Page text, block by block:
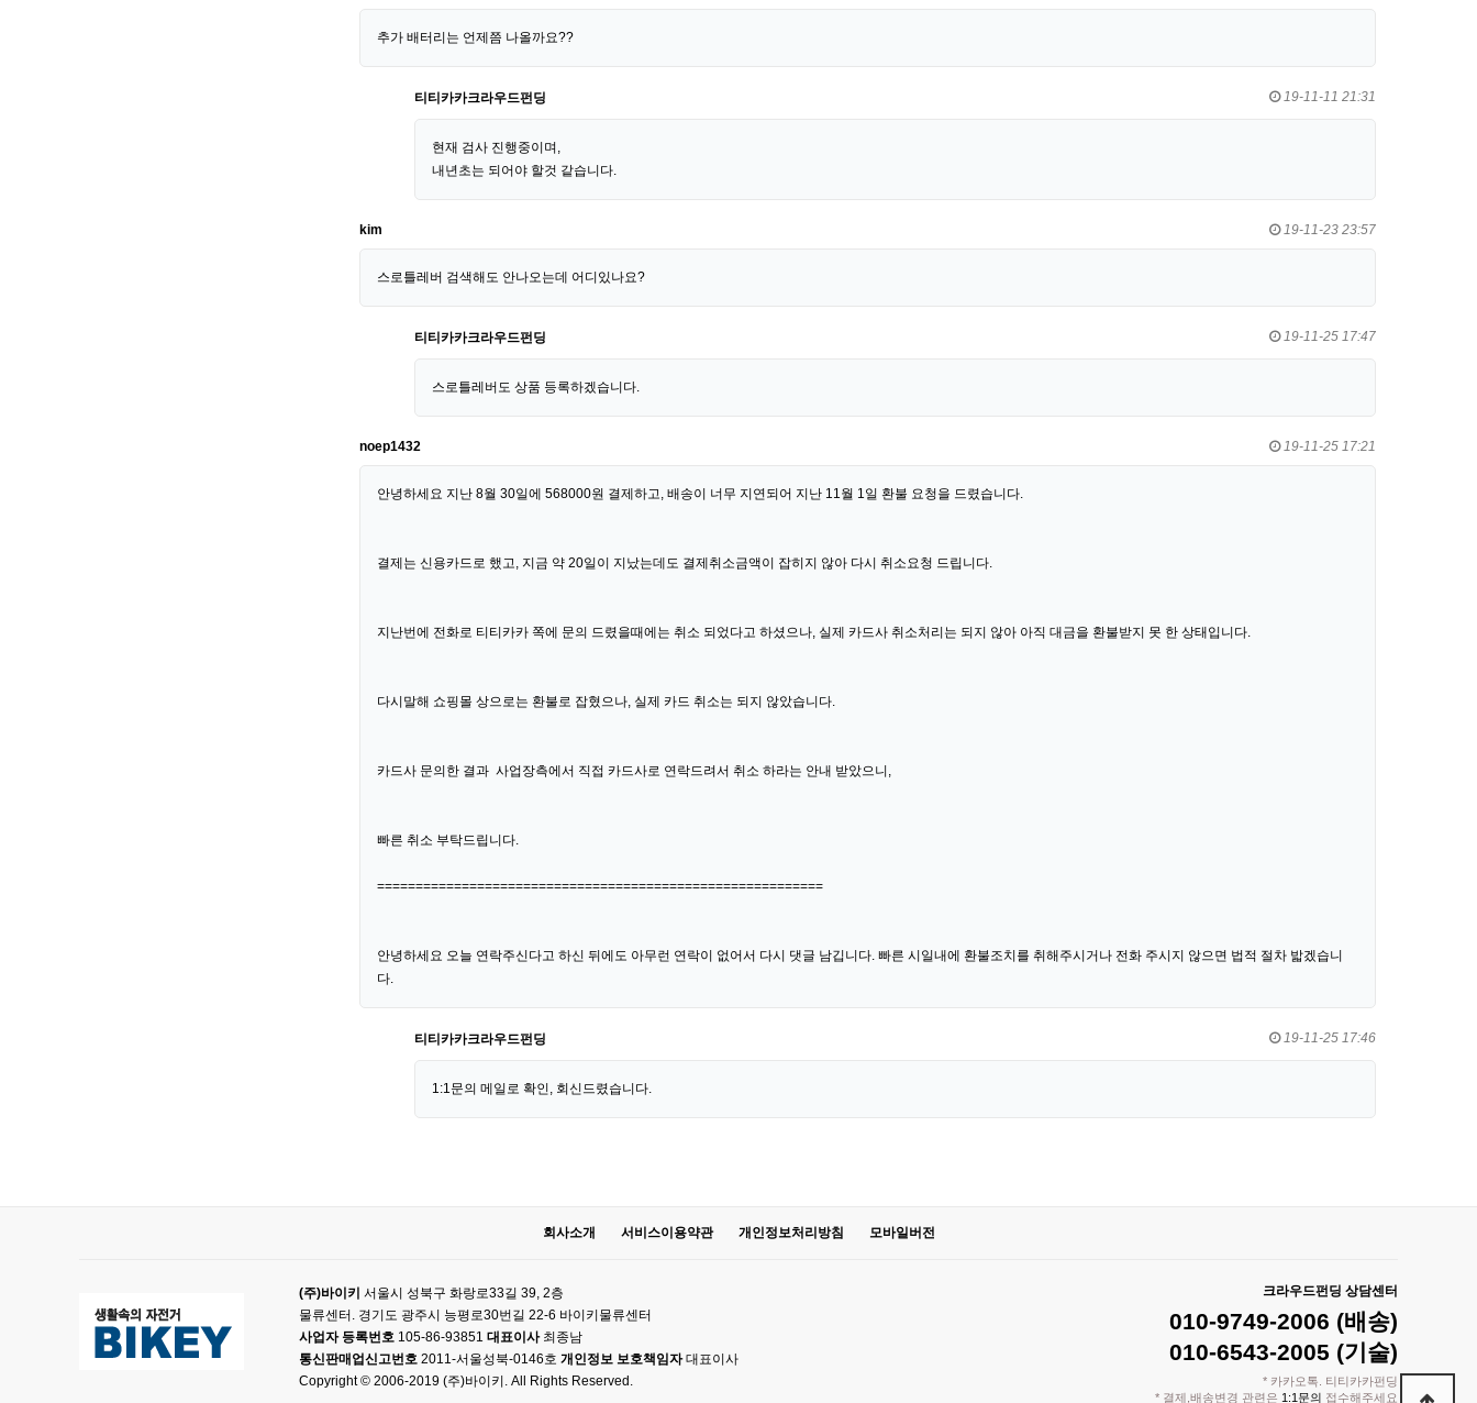
추가 배터리는 언제쯤 나올까요??
티티카카크라우드펀딩 19-11-11 21:31
현재 검사 진행중이며,
내년초는 되어야 할것 같습니다.
kim 19-11-23 23:57
스로틀레버 검색해도 안나오는데 어디있나요?
티티카카크라우드펀딩 19-11-25 17:47
스로틀레버도 상품 등록하겠습니다.
noep1432 19-11-25 17:21
안녕하세요 지난 8월 30일에 568000원 결제하고, 배송이 너무 지연되어 지난 11월 1일 환불 요청을 드렸습니다.
결제는 신용카드로 했고, 지금 약 20일이 지났는데도 결제취소금액이 잡히지 않아 다시 취소요청 드립니다.
지난번에 전화로 티티카카 쪽에 문의 드렸을때에는 취소 되었다고 하셨으나, 실제 카드사 취소처리는 되지 않아 아직 대금을 환불받지 못 한 상태입니다.
다시말해 쇼핑몰 상으로는 환불로 잡혔으나, 실제 카드 취소는 되지 않았습니다.
카드사 문의한 결과 사업장측에서 직접 카드사로 연락드려서 취소 하라는 안내 받았으니,
빠른 취소 부탁드립니다.
==========================================================
안녕하세요 오늘 연락주신다고 하신 뒤에도 아무런 연락이 없어서 다시 댓글 남깁니다. 빠른 시일내에 환불조치를 취해주시거나 전화 주시지 않으면 법적 절차 밟겠습니
다.
티티카카크라우드펀딩 19-11-25 17:46
1:1문의 메일로 확인, 회신드렸습니다.
회사소개 서비스이용약관 개인정보처리방침 모바일버전
(주)바이키 서울시 성북구 화랑로33길 39, 2층
물류센터. 경기도 광주시 능평로30번길 22-6 바이키물류센터
사업자 등록번호 105-86-93851 대표이사최종남
통신판매업신고번호 2011-서울성북-0146호 개인정보 보호책임자대표이사
Copyright © 2006-2019 (주)바이키. All Rights Reserved.
크라우드펀딩 상담센터
010-9749-2006 (배송)
010-6543-2005 (기술)
* 카카오톡. 티티카카펀딩
* 결제,배송변경 관련은 1:1문의 접수해주세요